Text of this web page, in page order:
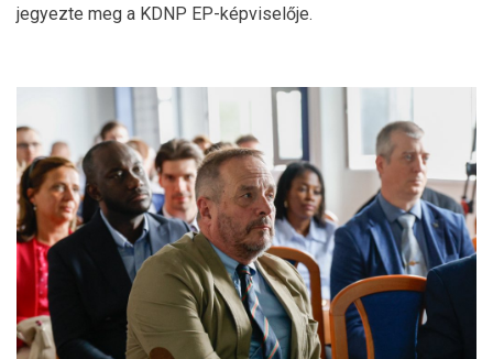
jegyezte meg a KDNP EP-képviselője.